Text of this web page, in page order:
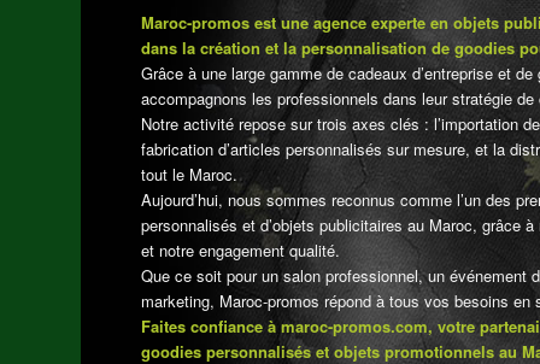
Maroc-promos est une agence experte en objets
dans la création et la personnalisation de goodies
Grâce à une large gamme de cadeaux d’entreprise et
accompagnons les professionnels dans leur stratégie de
Notre activité repose sur trois axes clés : l’importation
fabrication d’articles personnalisés sur mesure, et la
tout le Maroc.
Aujourd’hui, nous sommes reconnus comme l’un des
personnalisés et d’objets publicitaires au Maroc, grâce
et notre engagement qualité.
Que ce soit pour un salon professionnel, un événement
marketing, Maroc-promos répond à tous vos besoins en
Faites confiance à maroc-promos.com, votre
goodies personnalisés et objets promotionnels au